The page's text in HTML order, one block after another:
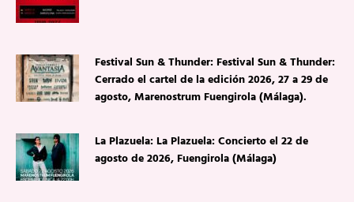
Festival Sun & Thunder: Festival Sun & Thunder:
Cerrado el cartel de la edición 2026, 27 a 29 de
agosto, Marenostrum Fuengirola (Málaga).
La Plazuela: La Plazuela: Concierto el 22 de
agosto de 2026, Fuengirola (Málaga)